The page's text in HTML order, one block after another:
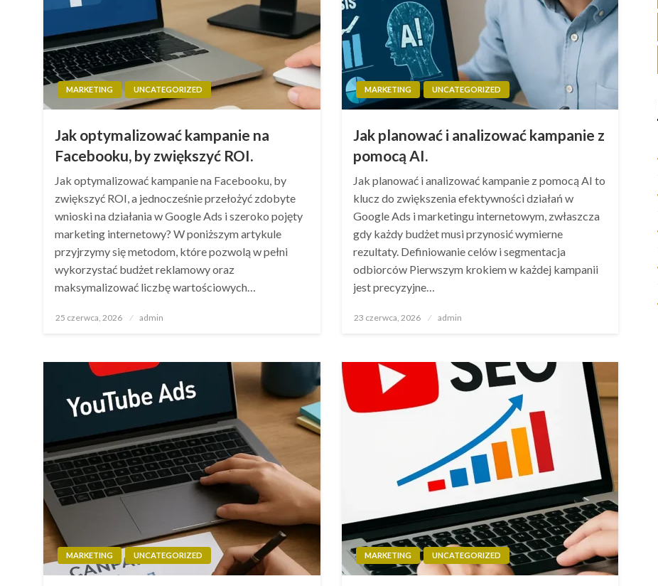
MARKETING UNCATEGORIZED
Jak optymalizować kampanie na
Facebooku, by zwiększyć ROI.
Jak optymalizować kampanie na Facebooku, by
zwiększyć ROI, a jednocześnie przełożyć zdobyte
wnioski na działania w Google Ads i szeroko pojęty
marketing internetowy? W poniższym artykule
przyjrzymy się metodom, które pozwolą w pełni
wykorzystać budżet reklamowy oraz
maksymalizować liczbę wartościowych…
Opublikowane
25 czerwca, 2026 admin
MARKETING UNCATEGORIZED
Jak planować i analizować kampanie z
pomocą AI.
Jak planować i analizować kampanie z pomocą AI to
klucz do zwiększenia efektywności działań w
Google Ads i marketingu internetowym, zwłaszcza
gdy każdy budżet musi przynosić wymierne
rezultaty. Definiowanie celów i segmentacja
odbiorców Pierwszym krokiem w każdej kampanii
jest precyzyjne…
Opublikowane
23 czerwca, 2026 admin
MARKETING UNCATEGORIZED MARKETING UNCATEGORIZED